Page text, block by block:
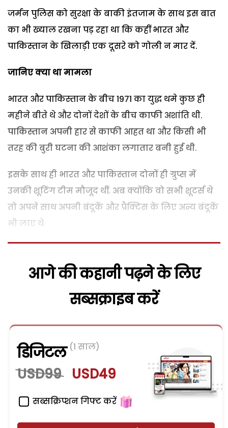
जर्मन पुलिस को सुरक्षा के बाकी इंतजाम के साथ इस बात
का भी ख्याल रखना पड़ रहा था कि कहीं भारत और
पाकिस्तान के खिलाड़ी एक दूसरे को गोली न मार दें.
जानिए क्या था मामला
भारत और पाकिस्तान के बीच 1971 का युद्ध थमे कुछ ही
महीने बीते थे और दोनों देशों के बीच काफी अशांति थी.
पाकिस्तान अपनी हार से काफी आहत था और किसी भी
तरह की बुरी घटना की आशंका लगातार बनी हुई थी.
इसके साथ ही भारत और पाकिस्तान दोनों ही ग्रुप्स में
उनकी शूटिंग टीम मौजूद थीं. अब क्योंकि वो सभी शूटर्स थे
तो अपने साथ अपनी बंदूकें और प्रैक्टिस के लिए अन्य बंदूकें
भी लाए थे.
आगे की कहानी पढ़ने के लिए
सब्सक्राइब करें
डिजिटल (1 साल)
USD99 USD49
सब्सक्रिप्शन गिफ्ट करें